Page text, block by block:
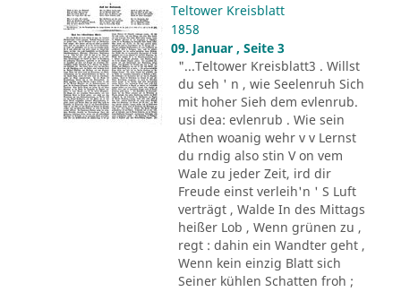
Teltower Kreisblatt
1858
09. Januar , Seite 3
"...Teltower Kreisblatt3 . Willst
du seh ' n , wie Seelenruh Sich
mit hoher Sieh dem evlenrub.
usi dea: evlenrub . Wie sein
Athen woanig wehr v v Lernst
du rndig also stin V on vem
Wale zu jeder Zeit, ird dir
Freude einst verleih'n ' S Luft
verträgt , Walde In des Mittags
heißer Lob , Wenn grünen zu ,
regt : dahin ein Wandter geht ,
Wenn kein einzig Blatt sich
Seiner kühlen Schatten froh ;